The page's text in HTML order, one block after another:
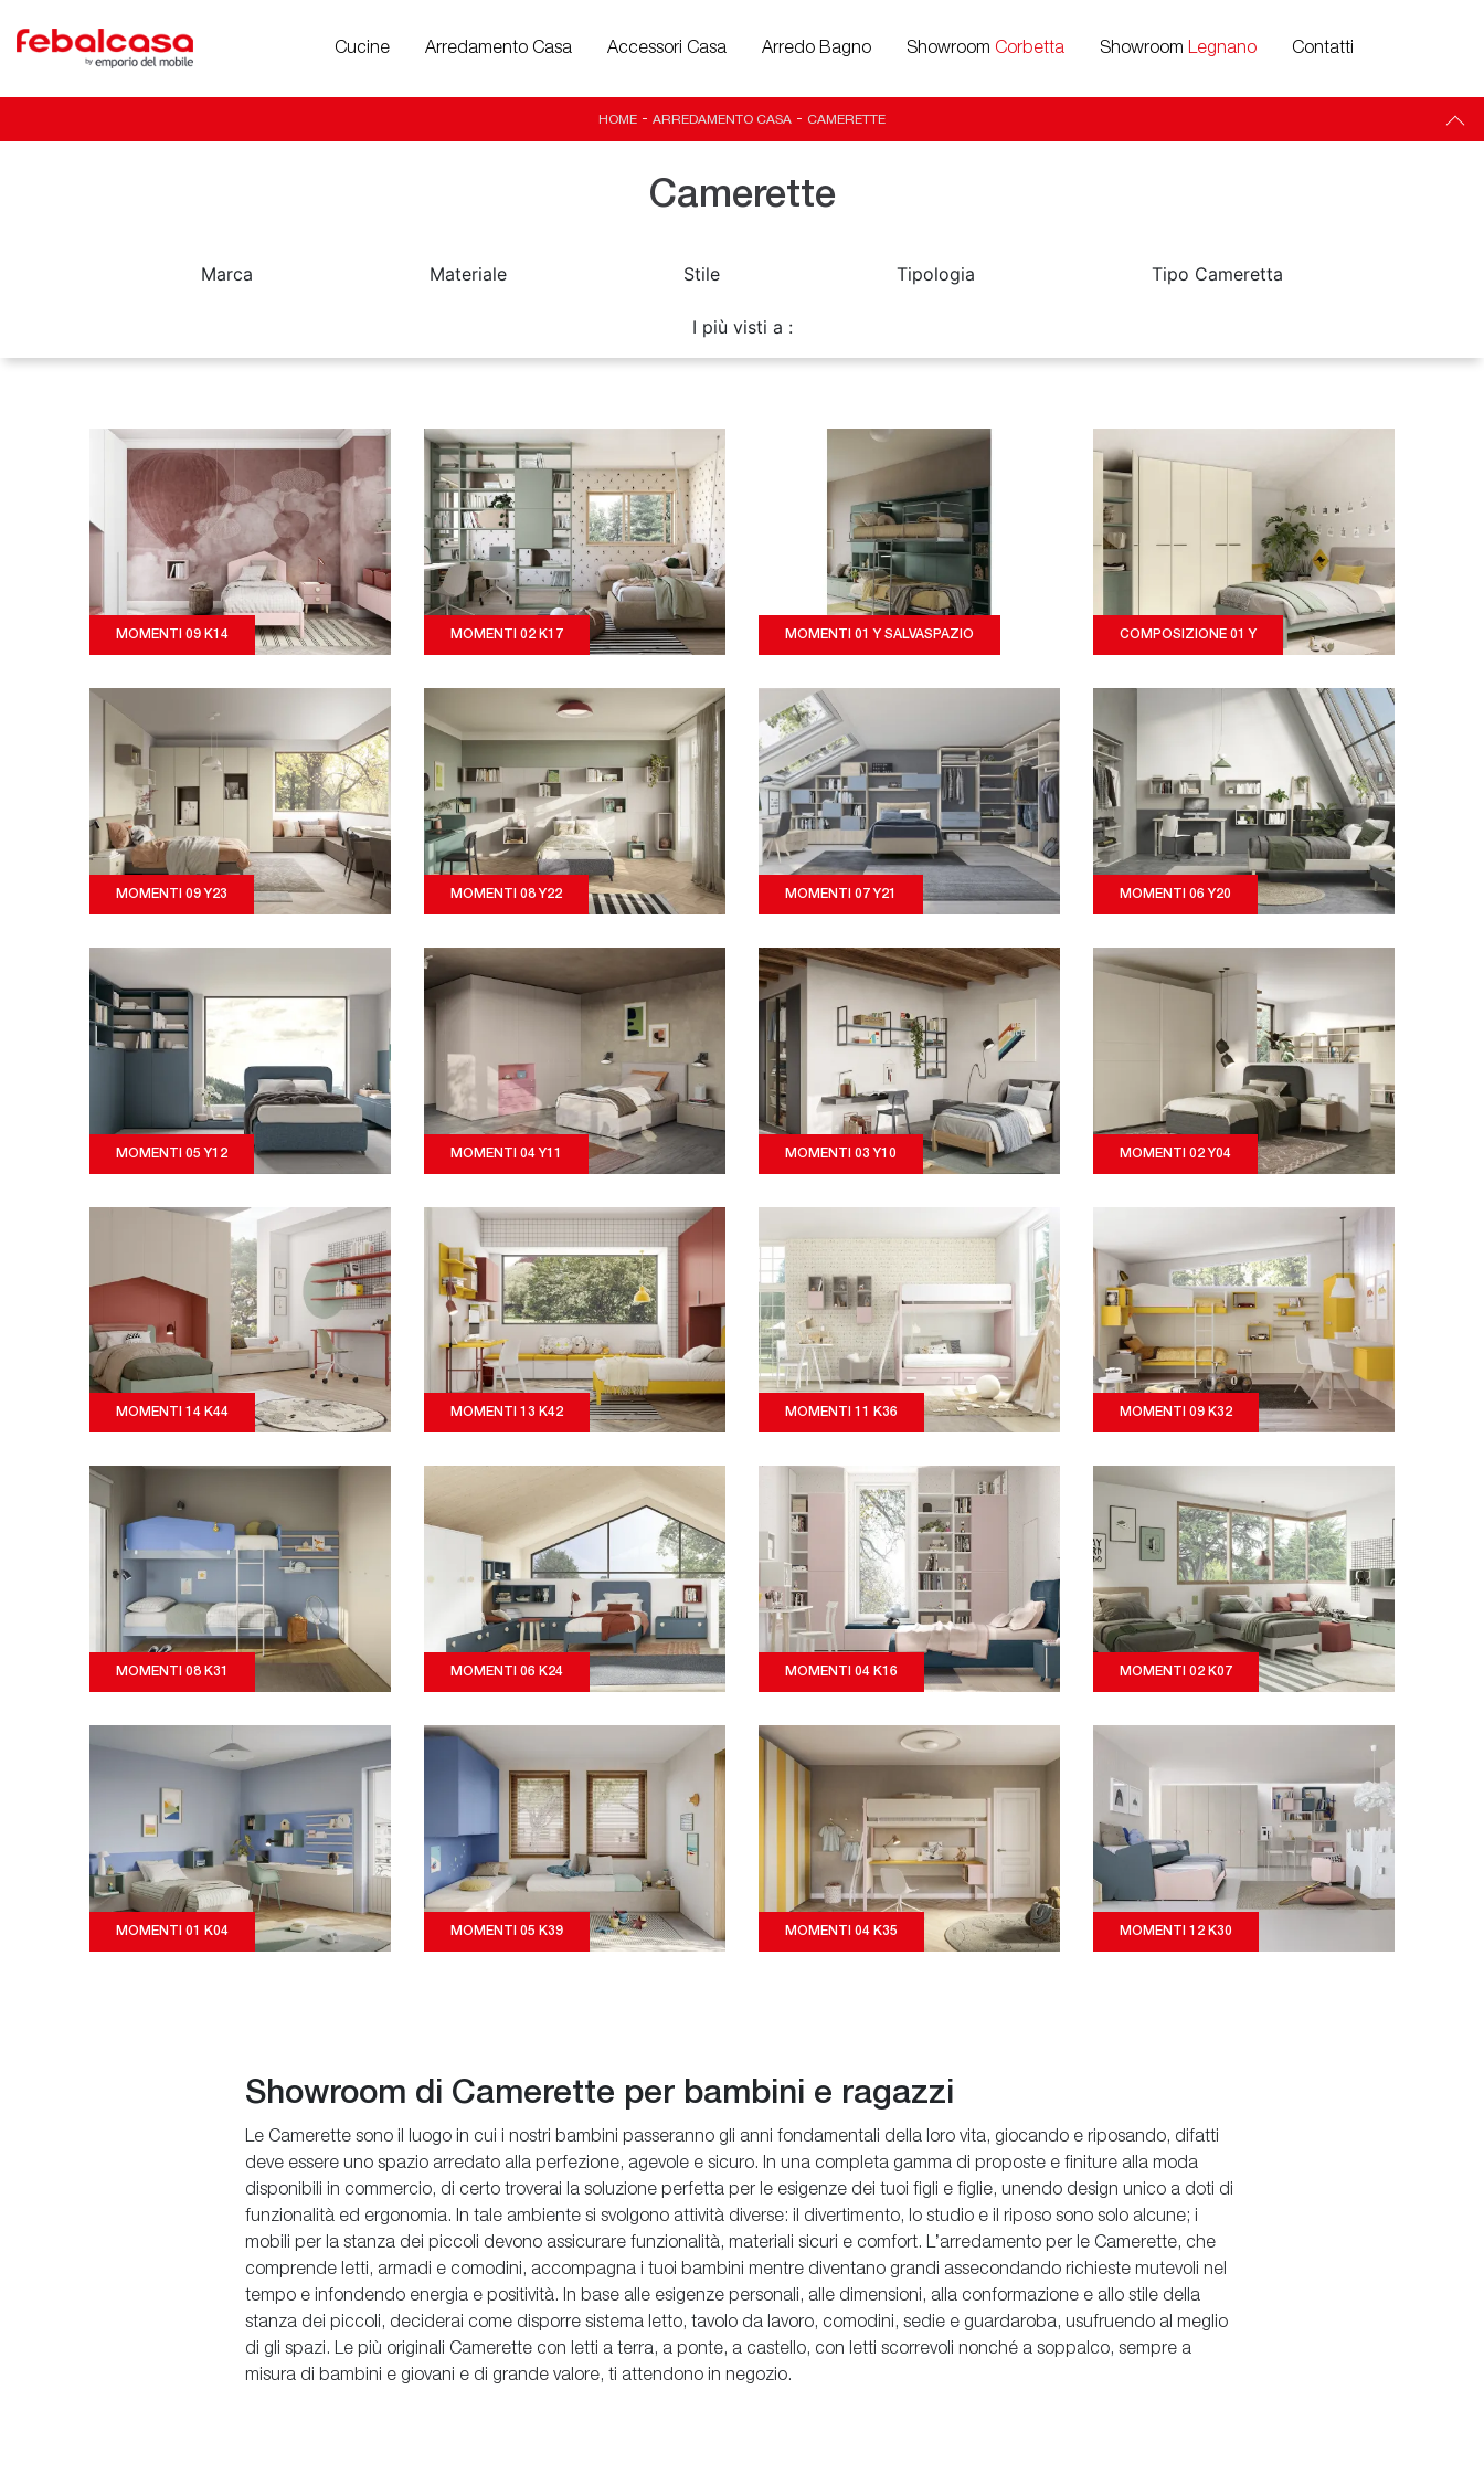
Cucine Arredamento Casa Accessori Casa Arredo Bagno Showroom Corbetta Showroom Legnano Contatti
HOME - ARREDAMENTO CASA - CAMERETTE
Camerette
Marca Materiale Stile Tipologia Tipo Cameretta
I più visti a :
MOMENTI 09 K14 MOMENTI 02 K17 MOMENTI 01 Y SALVASPAZIO COMPOSIZIONE 01 Y
MOMENTI 09 Y23 MOMENTI 08 Y22 MOMENTI 07 Y21 MOMENTI 06 Y20
MOMENTI 05 Y12 MOMENTI 04 Y11 MOMENTI 03 Y10 MOMENTI 02 Y04
MOMENTI 14 K44 MOMENTI 13 K42 MOMENTI 11 K36 MOMENTI 09 K32
MOMENTI 08 K31 MOMENTI 06 K24 MOMENTI 04 K16 MOMENTI 02 K07
MOMENTI 01 K04 MOMENTI 05 K39 MOMENTI 04 K35 MOMENTI 12 K30
Showroom di Camerette per bambini e ragazzi
Le Camerette sono il luogo in cui i nostri bambini passeranno gli anni fondamentali della loro vita, giocando e riposando, difatti
deve essere uno spazio arredato alla perfezione, agevole e sicuro. In una completa gamma di proposte e finiture alla moda
disponibili in commercio, di certo troverai la soluzione perfetta per le esigenze dei tuoi figli e figlie, unendo design unico a doti di
funzionalità ed ergonomia. In tale ambiente si svolgono attività diverse: il divertimento, lo studio e il riposo sono solo alcune; i
mobili per la stanza dei piccoli devono assicurare funzionalità, materiali sicuri e comfort. L’arredamento per le Camerette, che
comprende letti, armadi e comodini, accompagna i tuoi bambini mentre diventano grandi assecondando richieste mutevoli nel
tempo e infondendo energia e positività. In base alle esigenze personali, alle dimensioni, alla conformazione e allo stile della
stanza dei piccoli, deciderai come disporre sistema letto, tavolo da lavoro, comodini, sedie e guardaroba, usufruendo al meglio
di gli spazi. Le più originali Camerette con letti a terra, a ponte, a castello, con letti scorrevoli nonché a soppalco, sempre a
misura di bambini e giovani e di grande valore, ti attendono in negozio.